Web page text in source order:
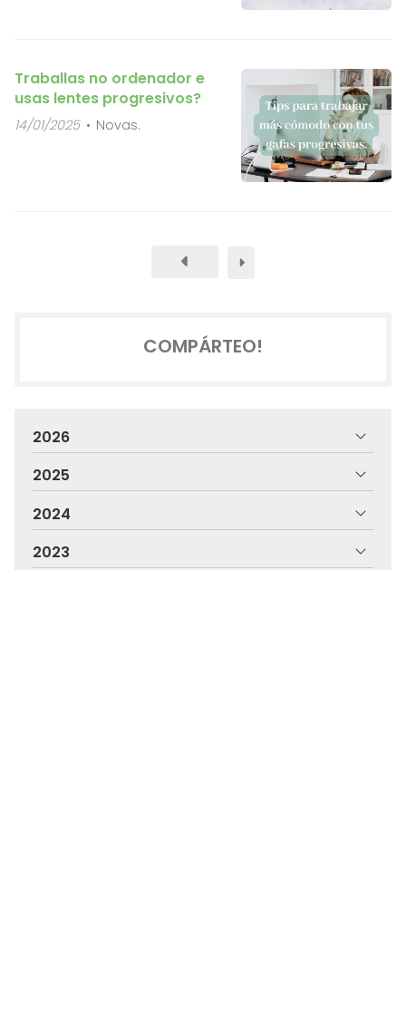
Traballas no ordenador e
usas lentes progresivos?
14/01/2025 Novas.
COMPÁRTEO!
2026
2025
2024
2023